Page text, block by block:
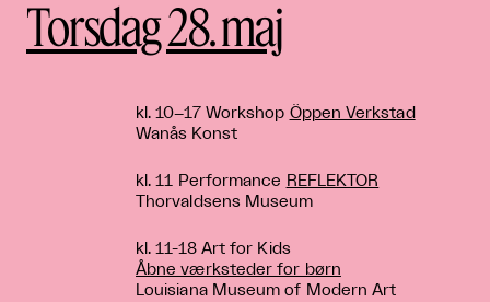
Torsdag 28. maj
kl. 10−17 Workshop Öppen Verkstad
Wanås Konst
kl. 11 Performance REFLEKTOR
Thorvaldsens Museum
kl. 11-18 Art for Kids
Åbne værksteder for børn
Louisiana Museum of Modern Art